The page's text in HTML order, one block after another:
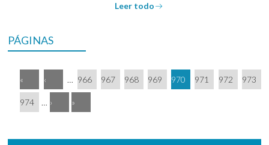
Leer todo
PÁGINAS
« ‹ … 966 967 968 969 970 971 972 973
974 … › »